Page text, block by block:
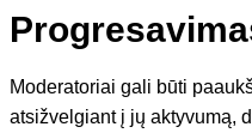
Moderatoriai gali būti
atsižvelgiant į jų aktyvumą,